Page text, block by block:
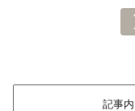
記事